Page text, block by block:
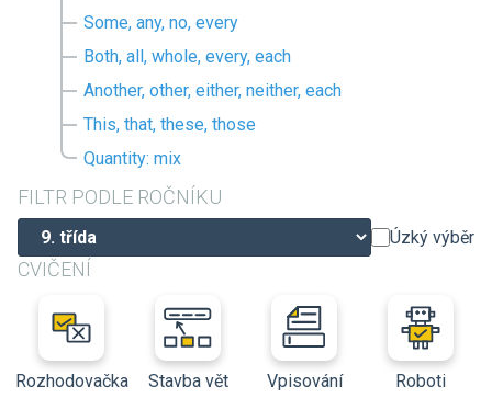
Some, any, no, every
Both, all, whole, every, each
Another, other, either, neither, each
This, that, these, those
Quantity: mix
FILTR PODLE ROČNÍKU
Úzký výběr
CVIČENÍ
Rozhodovačka Stavba vět Vpisování Roboti